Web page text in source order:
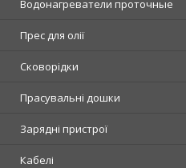
Водонагреватели проточные
Прес для олії
Сковорідки
Прасувальні дошки
Зарядні пристрої
Кабелі